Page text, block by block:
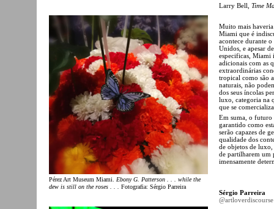
Pérez Art Museum Miami. Ebony G. Patterson . . . while the
dew is still on the roses . . .
Fotografia: Sérgio Parreira
Larry Bell, Time
Muito mais
Miami que é
acontece durante
Unidos, e apesar
especificas, Miami
adicionais com as
extraordinárias
tropical como são
naturais, não
dos seus íncolas
luxo, categoria na
que se
Em suma, o futuro
garantido como
serão capazes de
qualidade dos
de objetos de luxo,
de partilharem um
imensamente
Sérgio Parreira
@artloverdiscourse